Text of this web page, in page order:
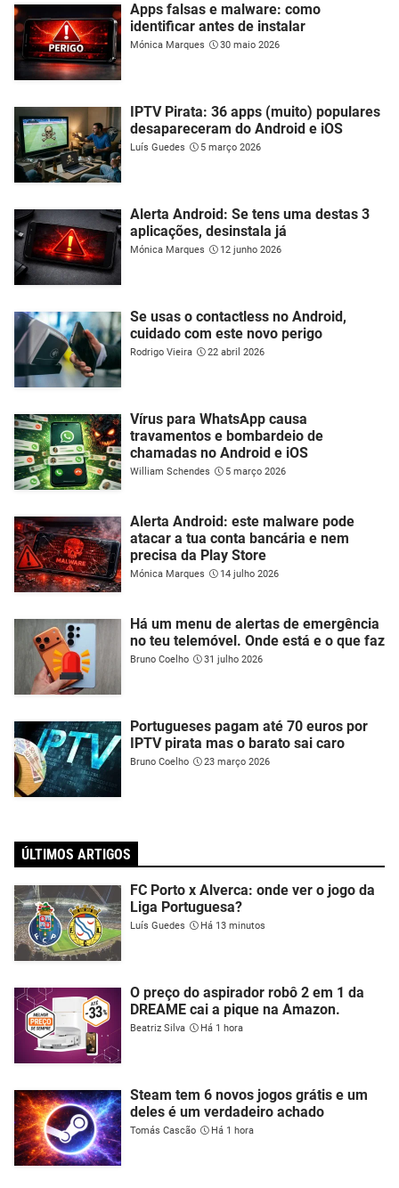
Apps falsas e malware: como
identificar antes de instalar
Mónica Marques 30 maio 2026
IPTV Pirata: 36 apps (muito) populares
desapareceram do Android e iOS
Luís Guedes 5 março 2026
Alerta Android: Se tens uma destas 3
aplicações, desinstala já
Mónica Marques 12 junho 2026
Se usas o contactless no Android,
cuidado com este novo perigo
Rodrigo Vieira 22 abril 2026
Vírus para WhatsApp causa
travamentos e bombardeio de
chamadas no Android e iOS
William Schendes 5 março 2026
Alerta Android: este malware pode
atacar a tua conta bancária e nem
precisa da Play Store
Mónica Marques 14 julho 2026
Há um menu de alertas de emergência
no teu telemóvel. Onde está e o que faz
Bruno Coelho 31 julho 2026
Portugueses pagam até 70 euros por
IPTV pirata mas o barato sai caro
Bruno Coelho 23 março 2026
ÚLTIMOS ARTIGOS
FC Porto x Alverca: onde ver o jogo da
Liga Portuguesa?
Luís Guedes Há 13 minutos
O preço do aspirador robô 2 em 1 da
DREAME cai a pique na Amazon.
Beatriz Silva Há 1 hora
Steam tem 6 novos jogos grátis e um
deles é um verdadeiro achado
Tomás Cascão Há 1 hora